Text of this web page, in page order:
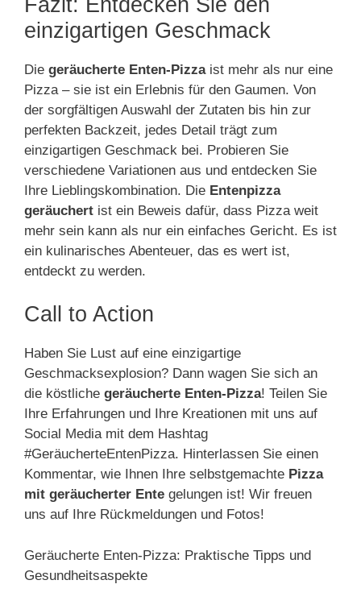
einzigartigen Geschmack
Die geräucherte Enten-Pizzaist mehr als nur eine
Pizza – sie ist ein Erlebnis für den Gaumen. Von
der sorgfältigen Auswahl der Zutaten bis hin zur
perfekten Backzeit, jedes Detail trägt zum
einzigartigen Geschmack bei. Probieren Sie
verschiedene Variationen aus und entdecken Sie
Ihre Lieblingskombination. Die Entenpizza
geräuchert ist ein Beweis dafür, dass Pizza weit
mehr sein kann als nur ein einfaches Gericht. Es ist
ein kulinarisches Abenteuer, das es wert ist,
entdeckt zu werden.
Call to Action
Haben Sie Lust auf eine einzigartige
Geschmacksexplosion? Dann wagen Sie sich an
die köstliche geräucherte Enten-Pizza! Teilen Sie
Ihre Erfahrungen und Ihre Kreationen mit uns auf
Social Media mit dem Hashtag
#GeräucherteEntenPizza. Hinterlassen Sie einen
Kommentar, wie Ihnen Ihre selbstgemachte Pizza
mit geräucherter Ente gelungen ist! Wir freuen
uns auf Ihre Rückmeldungen und Fotos!
Geräucherte Enten-Pizza: Praktische Tipps und
Gesundheitsaspekte